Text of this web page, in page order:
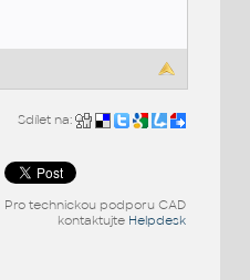
Sdílet na:
Pro technickou podporu CAD
kontaktujte Helpdesk